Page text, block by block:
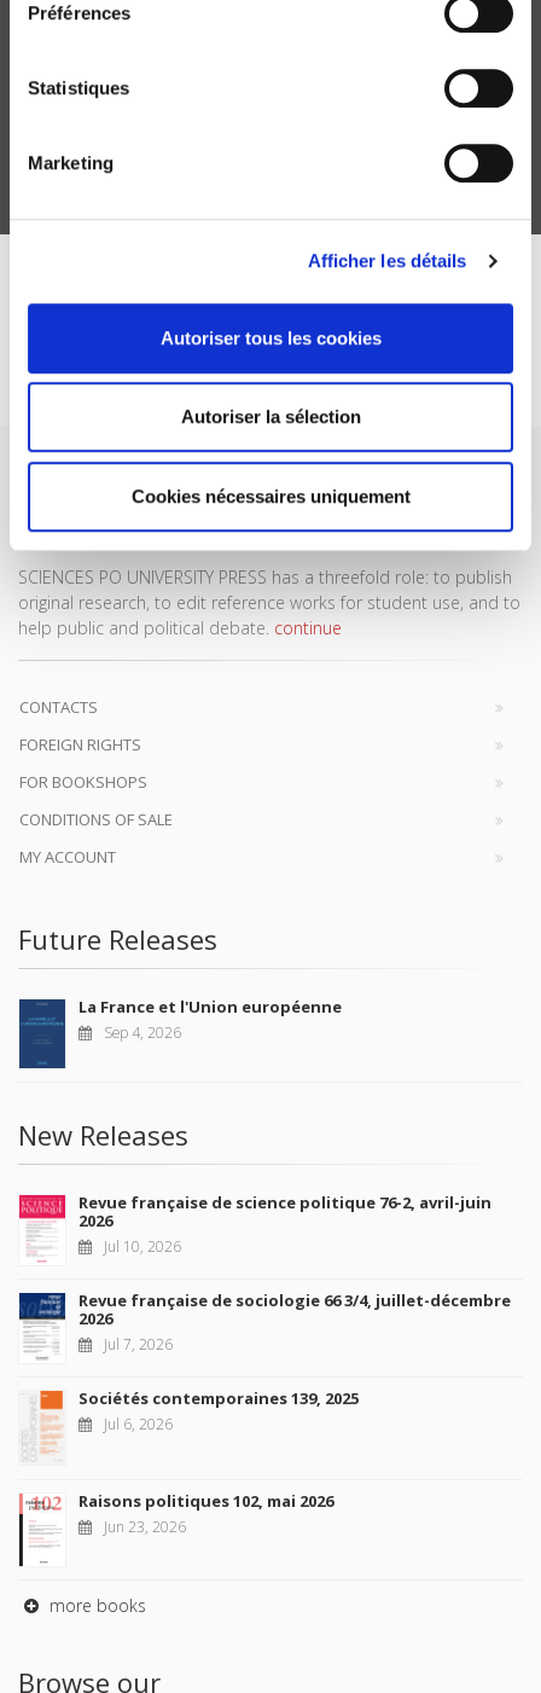
Préférences
Statistiques
Marketing
Afficher les détails
Autoriser tous les cookies
Autoriser la sélection
Cookies nécessaires uniquement
Politiques de l'Anthropocène
croissance. Gouverner la décroissance
DISCOVER OUR JOURNALS
SCIENCES PO UNIVERSITY PRESS has a threefold role: to publish
original research, to edit reference works for student use, and to
help public and political debate. continue
CONTACTS
FOREIGN RIGHTS
FOR BOOKSHOPS
CONDITIONS OF SALE
MY ACCOUNT
Future Releases
La France et l'Union européenne
Sep 4, 2026
New Releases
Revue française de science politique 76-2, avril-juin
2026
Jul 10, 2026
Revue française de sociologie 66 3/4, juillet-décembre
2026
Jul 7, 2026
Sociétés contemporaines 139, 2025
Jul 6, 2026
Raisons politiques 102, mai 2026
Jun 23, 2026
more books
Browse our